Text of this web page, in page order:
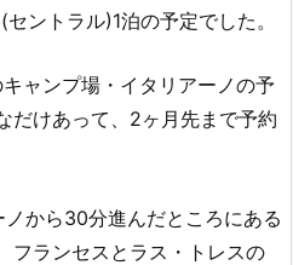
ントラル)1泊の予定でした。
ャンプ場・イタリアーノの予
だけあって、2ヶ月先まで予約
から30分進んだところにある
フランセスとラス・トレスの